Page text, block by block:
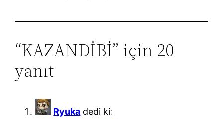
“KAZANDİBİ” için 20
yanıt
Ryuka dedi ki: